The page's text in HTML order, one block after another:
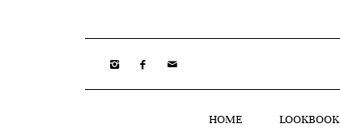
HOME LOOKBOOK